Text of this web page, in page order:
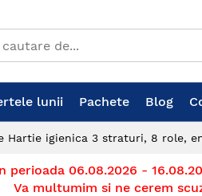
lunii Pachete Blog
Hartie igienica 3 straturi, 8 role,
perioada 06.08.2026 -
Va multumim si ne cerem